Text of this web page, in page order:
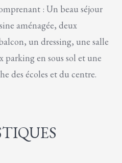
: Un beau séjour
aménagée, deux
un dressing, une salle
en sous sol et une
des écoles et du centre.